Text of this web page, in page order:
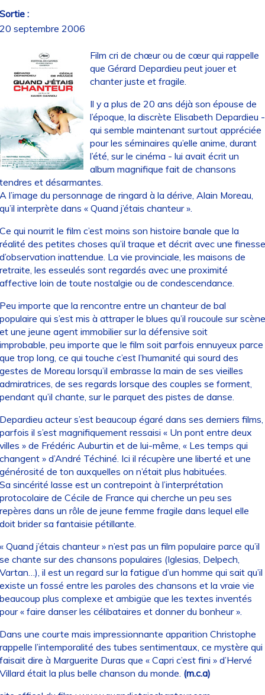
:
septembre 2006
Film cri de chœur ou de cœur qui rappelle
que Gérard Depardieu peut jouer et
chanter juste et fragile.
Il y a plus de 20 ans déjà son épouse de
l’époque, la discrète Elisabeth Depardieu -
qui semble maintenant surtout appréciée
pour les séminaires qu’elle anime, durant
l’été, sur le cinéma - lui avait écrit un
album magnifique fait de chansons
et désarmantes.
l’image du personnage de ringard à la dérive, Alain Moreau,
interprète dans « Quand j’étais chanteur ».
qui nourrit le film c’est moins son histoire banale que la
des petites choses qu’il traque et décrit avec une finesse
inattendue. La vie provinciale, les maisons de
les esseulés sont regardés avec une proximité
loin de toute nostalgie ou de condescendance.
importe que la rencontre entre un chanteur de bal
qui s’est mis à attraper le blues qu’il roucoule sur scène
une jeune agent immobilier sur la défensive soit
peu importe que le film soit parfois ennuyeux parce
trop long, ce qui touche c’est l’humanité qui sourd des
de Moreau lorsqu’il embrasse la main de ses vieilles
de ses regards lorsque des couples se forment,
qu’il chante, sur le parquet des pistes de danse.
acteur s’est beaucoup égaré dans ses derniers films,
il s’est magnifiquement ressaisi « Un pont entre deux
» de Frédéric Auburtin et de lui-même, « Les temps qui
» d’André Téchiné. Ici il récupère une liberté et une
de ton auxquelles on n’était plus habituées.
sincérité lasse est un contrepoint à l’interprétation
de Cécile de France qui cherche un peu ses
dans un rôle de jeune femme fragile dans lequel elle
brider sa fantaisie pétillante.
Quand j’étais chanteur » n’est pas un film populaire parce qu’il
chante sur des chansons populaires (Iglesias, Delpech,
il est un regard sur la fatigue d’un homme qui sait qu’il
un fossé entre les paroles des chansons et la vraie vie
plus complexe et ambigüe que les textes inventés
« faire danser les célibataires et donner du bonheur ».
une courte mais impressionnante apparition Christophe
l’intemporalité des tubes sentimentaux, ce mystère qui
dire à Marguerite Duras que « Capri c’est fini » d’Hervé
était la plus belle chanson du monde. (m.c.a)